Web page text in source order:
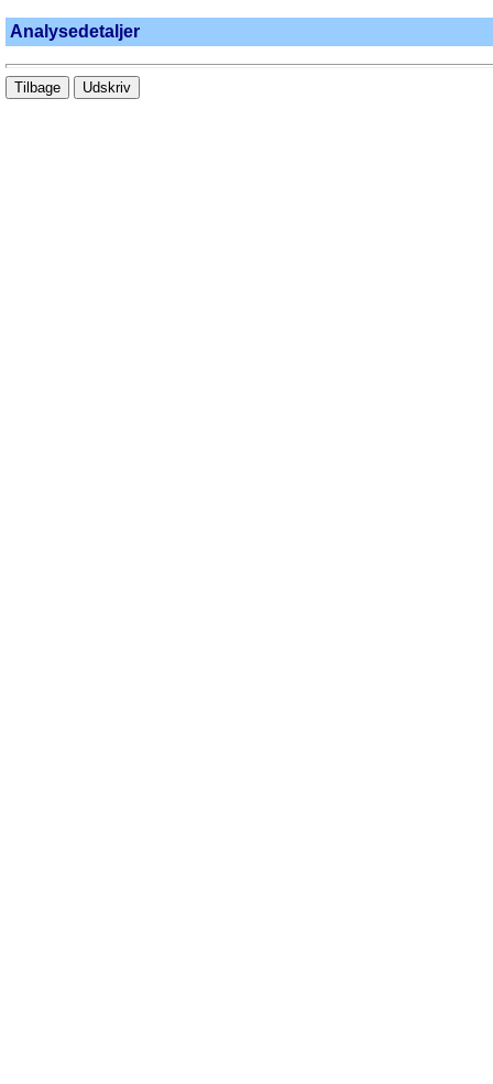
Analysedetaljer